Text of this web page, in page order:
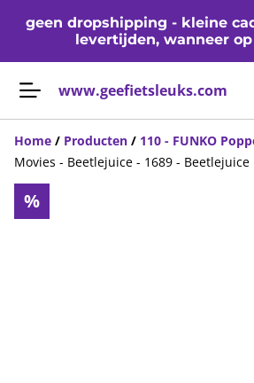
geen dropshipping - kleine
levertijden, wanneer
www.geefietsleuks.com
Home / Producten / 110 - FUNKO
Movies - Beetlejuice - 1689 - Beetlejuice
%